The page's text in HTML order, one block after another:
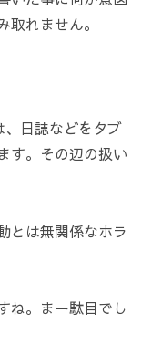
れません。
日誌などをタブ
す。その辺の扱い
とは無関係なホラ
ね。まー駄目でし